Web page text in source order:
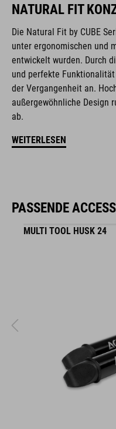
gepolsterte Akkutasche
Rückenprotektor (SAS-Tec
Displaytasche
abnehmbare Helmhalterung
trinkblasenkompatibel
MOLLE-System
Werkzeugfach
NF Ergonomics
Hüftgurttaschen
ARTIKELNUMMER
NATURAL FIT
Die Natural Fit by CUBE
unter ergonomischen und
entwickelt wurden. Durch
und perfekte
der Vergangenheit an.
außergewöhnliche Design
ab.
WEITERLESEN
PASSENDE
MULTI TOOL HUSK 24